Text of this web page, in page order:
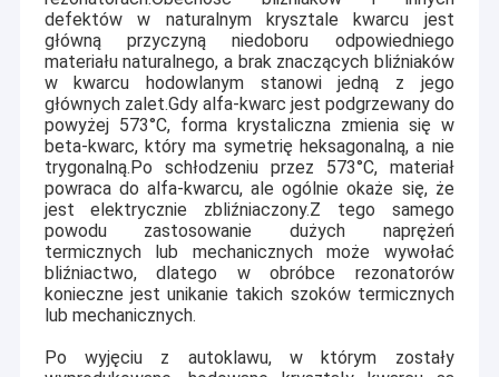
defektów w naturalnym krysztale kwarcu jest
główną przyczyną niedoboru odpowiedniego
materiału naturalnego, a brak znaczących bliźniaków
w kwarcu hodowlanym stanowi jedną z jego
głównych zalet.Gdy alfa-kwarc jest podgrzewany do
powyżej 573°C, forma krystaliczna zmienia się w
beta-kwarc, który ma symetrię heksagonalną, a nie
trygonalną.Po schłodzeniu przez 573°C, materiał
powraca do alfa-kwarcu, ale ogólnie okaże się, że
jest elektrycznie zbliźniaczony.Z tego samego
powodu zastosowanie dużych naprężeń
termicznych lub mechanicznych może wywołać
bliźniactwo, dlatego w obróbce rezonatorów
konieczne jest unikanie takich szoków termicznych
lub mechanicznych.
Po wyjęciu z autoklawu, w którym zostały